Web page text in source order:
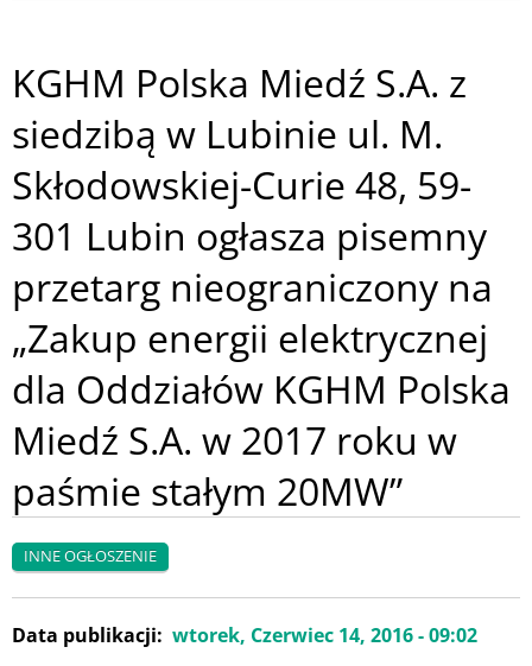
KGHM Polska Miedź S.A. z
siedzibą w Lubinie ul. M.
Skłodowskiej-Curie 48, 59-
301 Lubin ogłasza pisemny
przetarg nieograniczony na
„Zakup energii elektrycznej
dla Oddziałów KGHM Polska
Miedź S.A. w 2017 roku w
paśmie stałym 20MW”
INNE OGŁOSZENIE
Data publikacji
wtorek, Czerwiec 14, 2016 - 09:02